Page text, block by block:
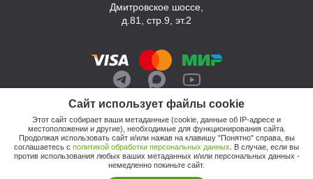
Сайт использует файлы cookie
Этот сайт собирает ваши метаданные (cookie, данные об IP-адресе и
местоположении и другие), необходимые для функционирования сайта.
Продолжая использовать сайт и/или нажав на клавишу "Понятно" справа, вы
соглашаетесь с политикой обработки персональных данных . В случае, если вы
против использования любых ваших метаданных и/или персональных данных -
немедленно покиньте сайт.
Дмитровское шоссе,
д.81, стр.9, эт.2
© 2026, Компания «Интерьер Уют»
Политика обработки персональных данных